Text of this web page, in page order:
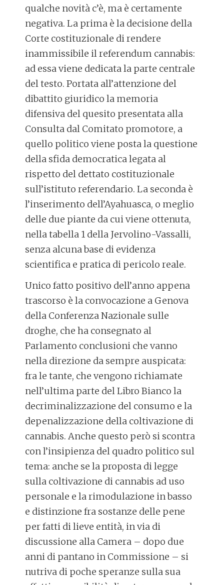
qualche novità c’è, ma è certamente
negativa. La prima è la decisione della
Corte costituzionale di rendere
inammissibile il referendum cannabis:
ad essa viene dedicata la parte centrale
del testo. Portata all’attenzione del
dibattito giuridico la memoria
difensiva del quesito presentata alla
Consulta dal Comitato promotore, a
quello politico viene posta la questione
della sfida democratica legata al
rispetto del dettato costituzionale
sull’istituto referendario. La seconda è
l’inserimento dell’Ayahuasca, o meglio
delle due piante da cui viene ottenuta,
nella tabella 1 della Jervolino-Vassalli,
senza alcuna base di evidenza
scientifica e pratica di pericolo reale.
Unico fatto positivo dell’anno appena
trascorso è la convocazione a Genova
della Conferenza Nazionale sulle
droghe, che ha consegnato al
Parlamento conclusioni che vanno
nella direzione da sempre auspicata:
fra le tante, che vengono richiamate
nell’ultima parte del Libro Bianco la
decriminalizzazione del consumo e la
depenalizzazione della coltivazione di
cannabis. Anche questo però si scontra
con l’insipienza del quadro politico sul
tema: anche se la proposta di legge
sulla coltivazione di cannabis ad uso
personale e la rimodulazione in basso
e distinzione fra sostanze delle pene
per fatti di lieve entità, in via di
discussione alla Camera – dopo due
anni di pantano in Commissione – si
nutriva di poche speranze sulla sua